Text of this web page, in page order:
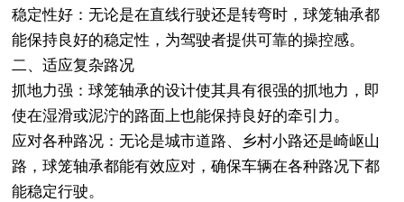
稳定性好：无论是在直线行驶还是转弯时，球笼轴承都
能保持良好的稳定性，为驾驶者提供可靠的操控感。
二、适应复杂路况
抓地力强：球笼轴承的设计使其具有很强的抓地力，即
使在湿滑或泥泞的路面上也能保持良好的牵引力。
应对各种路况：无论是城市道路、乡村小路还是崎岖山
路，球笼轴承都能有效应对，确保车辆在各种路况下都
能稳定行驶。